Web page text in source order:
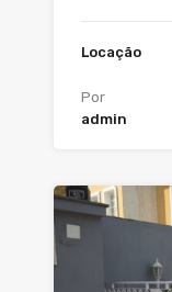
Locação
Por
admin